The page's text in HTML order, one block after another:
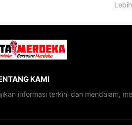
KAMI
informasi terkini dan mendalam,